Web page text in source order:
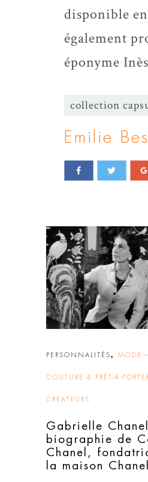
disponible
également
éponyme
collection
Emilie
PERSONNALITÉS, MODE
COUTURE & PRÊT-À-
CRÉATEURS
Gabrielle
biographie de
Chanel,
la maison Chanel